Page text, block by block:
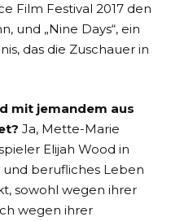
Film Festival 2017 den
und „Nine Days“, ein
das die Zuschauer in
mit jemandem aus
Ja, Mette-Marie
Elijah Wood in
berufliches Leben
sowohl wegen ihrer
wegen ihrer